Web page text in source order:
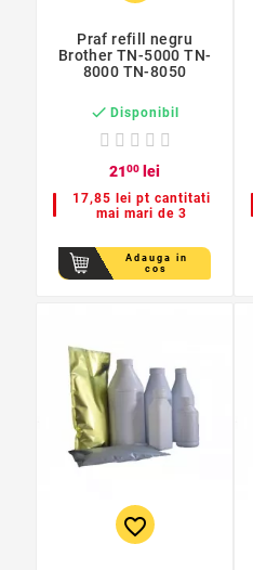
Praf refill negru
Brother TN-5000 TN-
8000 TN-8050
 Disponibil
2100 lei
17,85 lei pt cantitati
mai mari de 3
Adauga in
cos
favorite_border